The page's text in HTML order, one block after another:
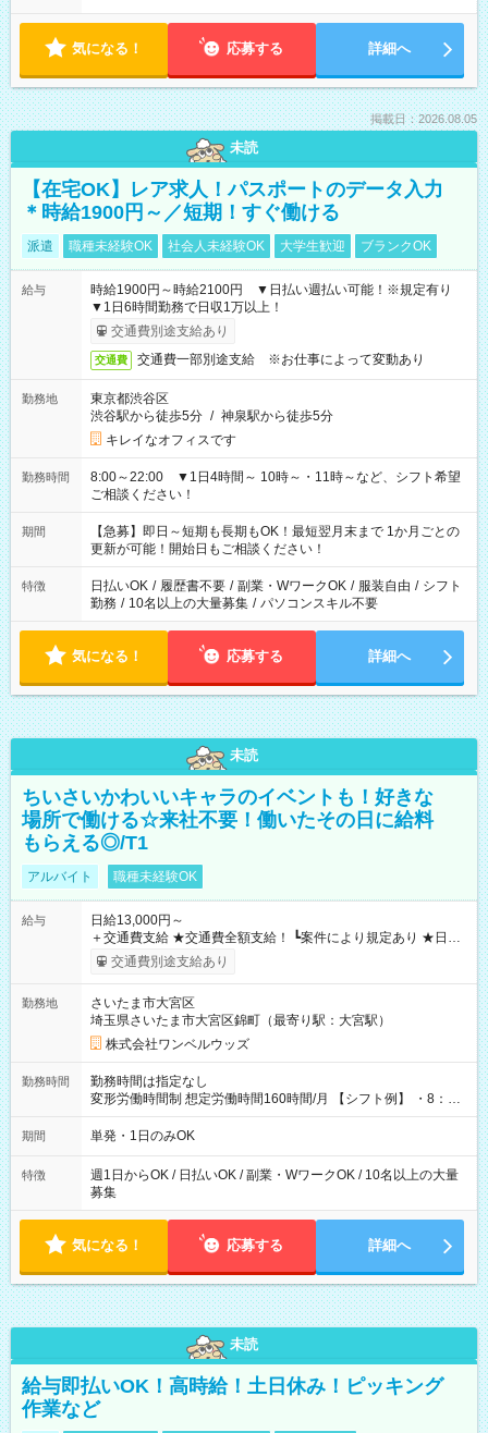
気になる！ 応募する 詳細へ
掲載日：2026.08.05
未読
【在宅OK】レア求人！パスポートのデータ入力
＊時給1900円～／短期！すぐ働ける
派遣 職種未経験OK 社会人未経験OK 大学生歓迎 ブランクOK
給与
時給1900円～時給2100円 ▼日払い週払い可能！※規定有り
▼1日6時間勤務で日収1万以上！
交通費別途支給あり
交通費 交通費一部別途支給 ※お仕事によって変動あり
勤務地
東京都渋谷区
渋谷駅から徒歩5分 / 神泉駅から徒歩5分
キレイなオフィスです
勤務時間
8:00～22:00 ▼1日4時間～ 10時～・11時～など、シフト希望
ご相談ください！
期間
【急募】即日～短期も長期もOK！最短翌月末まで 1か月ごとの
更新が可能！開始日もご相談ください！
特徴 日払いOK / 履歴書不要 / 副業・WワークOK / 服装自由 / シフト
勤務 / 10名以上の大量募集 / パソコンスキル不要
気になる！ 応募する 詳細へ
未読
ちいさいかわいいキャラのイベントも！好きな
場所で働ける☆来社不要！働いたその日に給料
もらえる◎/T1
アルバイト 職種未経験OK
給与
日給13,000円～
＋交通費支給 ★交通費全額支給！ ┗案件により規定あり ★日払
いOK！（規定あり） ┗働いたその日に現金GET♪ お仕事後はコ
ンビニATMから 日払い分を引き落とせます！ 【試用期間】試
交通費別途支給あり
勤務地
さいたま市大宮区
埼玉県さいたま市大宮区錦町（最寄り駅：大宮駅）
株式会社ワンベルウッズ
勤務時間
勤務時間は指定なし
変形労働時間制 想定労働時間160時間/月 【シフト例】 ・8：00
～21：00
期間 単発・1日のみOK
特徴
週1日からOK / 日払いOK / 副業・WワークOK / 10名以上の大量
募集
気になる！ 応募する 詳細へ
未読
給与即払いOK！高時給！土日休み！ピッキング
作業など